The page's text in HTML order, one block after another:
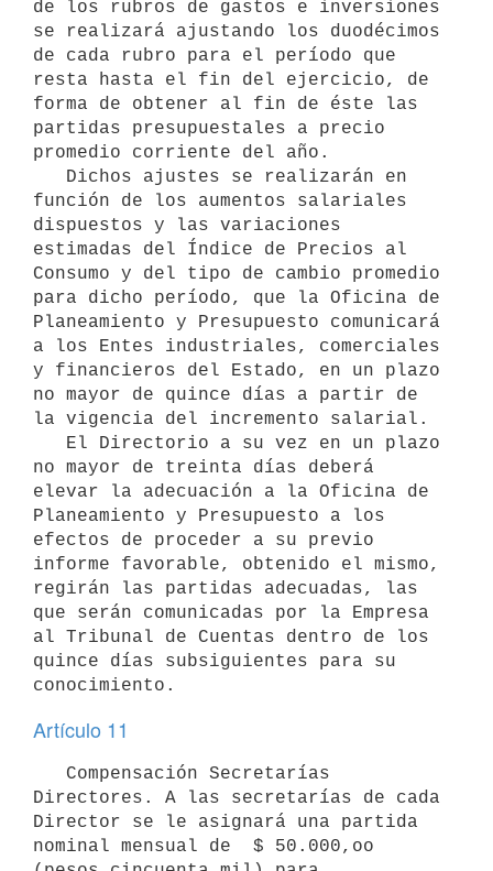
de los rubros de gastos e inversiones
se realizará ajustando los duodécimos
de cada rubro para el período que
resta hasta el fin del ejercicio, de
forma de obtener al fin de éste las
partidas presupuestales a precio
promedio corriente del año.
función de los aumentos salariales
dispuestos y las variaciones
estimadas del Índice de Precios al
Consumo y del tipo de cambio promedio
para dicho período, que la Oficina de
Planeamiento y Presupuesto comunicará
a los Entes industriales, comerciales
y financieros del Estado, en un plazo
no mayor de quince días a partir de
la vigencia del incremento salarial.
no mayor de treinta días deberá
elevar la adecuación a la Oficina de
Planeamiento y Presupuesto a los
efectos de proceder a su previo
informe favorable, obtenido el mismo,
regirán las partidas adecuadas, las
que serán comunicadas por la Empresa
al Tribunal de Cuentas dentro de los
quince días subsiguientes para su
Artículo 11
Directores. A las secretarías de cada
Director se le asignará una partida
nominal mensual de  $ 50.000,oo